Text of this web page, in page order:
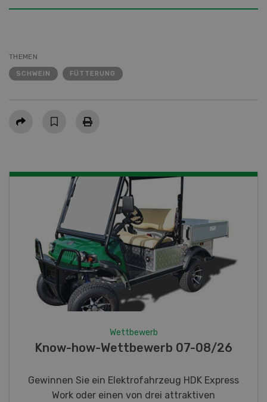
THEMEN
SCHWEIN FÜTTERUNG
Teilen
Fotorätsel 07-08/26
Gewinnen Sie eines von fünf LANDI
Taschenmessern